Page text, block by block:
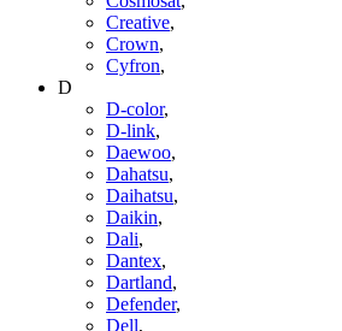
Creative,
Crown,
Cyfron,
D
D-color,
D-link,
Daewoo,
Dahatsu,
Daihatsu,
Daikin,
Dali,
Dantex,
Dartland,
Defender,
Dell,